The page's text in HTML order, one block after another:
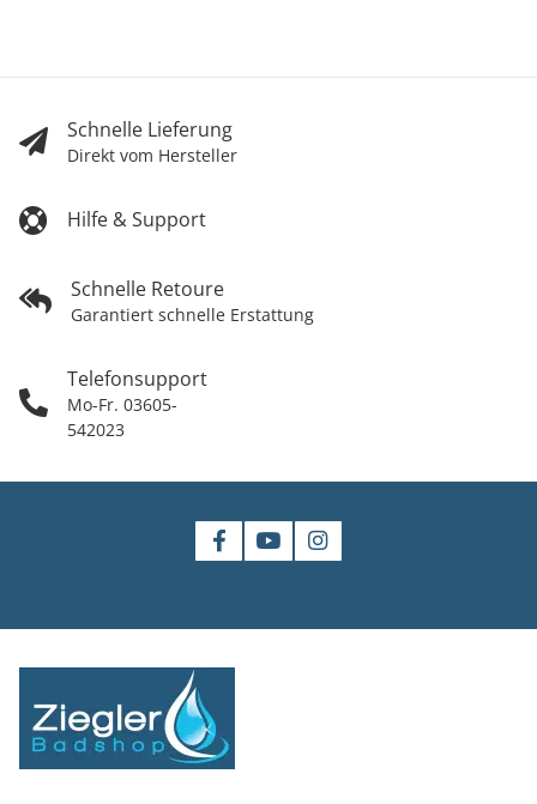
Schnelle Lieferung
Direkt vom Hersteller
Hilfe & Support
Schnelle Retoure
Garantiert schnelle Erstattung
Telefonsupport
Mo-Fr. 03605-
542023